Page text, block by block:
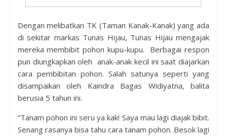
Dengan melibatkan TK (Taman Kanak-Kanak) yang ada
di sekitar markas Tunas Hijau, Tunas Hijau mengajak
mereka membibit pohon kupu-kupu. Berbagai respon
pun diungkapkan oleh anak-anak kecil ini saat diajarkan
cara pembibitan pohon. Salah satunya seperti yang
disampaikan oleh Kaindra Bagas Widiyatna, balita
berusia 5 tahun ini.
“Tanam pohon ini seru ya kak! Saya mau lagi diajak bibit.
Senang rasanya bisa tahu cara tanam pohon. Besok lagi